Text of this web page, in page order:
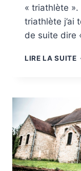
« triathlète ».
triathlète j’ai
de suite dire
LIRE LA SUITE